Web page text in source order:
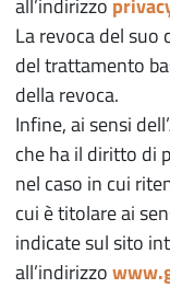
all’indirizzo
La revoca del suo
del trattamento
della revoca.
Infine, ai sensi
che ha il diritto di
nel caso in cui
cui è titolare ai
indicate sul sito
all’indirizzo